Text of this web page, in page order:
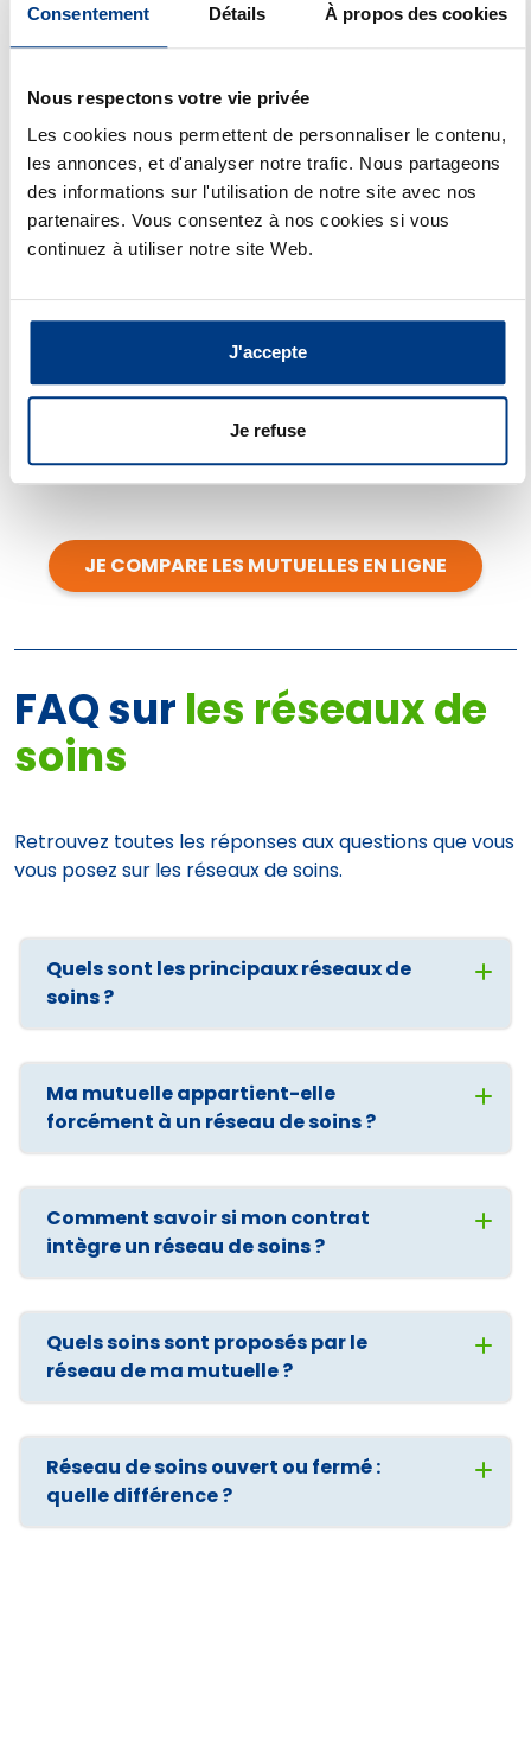
Consentement Détails À propos des cookies
Nous respectons votre vie privée
Les cookies nous permettent de personnaliser le contenu,
les annonces, et d'analyser notre trafic. Nous partageons
des informations sur l'utilisation de notre site avec nos
partenaires. Vous consentez à nos cookies si vous
continuez à utiliser notre site Web.
J'accepte
Je refuse
deuxième avis médical
garantie casse pour les lunettes
coaching en ligne
analyse de devis
consultation vidéo avec un psy...
Chaque réseau fait le choix d'inclure un certain
nombre de services supplémentaires totalement
choisie.
JE COMPARE LES MUTUELLES EN LIGNE
FAQ sur les réseaux de
soins
Retrouvez toutes les réponses aux questions que vous
vous posez sur les réseaux de soins.
Quels sont les principaux réseaux de
soins ?
Ma mutuelle appartient-elle
forcément à un réseau de soins ?
Comment savoir si mon contrat
intègre un réseau de soins ?
Quels soins sont proposés par le
réseau de ma mutuelle ?
Réseau de soins ouvert ou fermé :
quelle différence ?